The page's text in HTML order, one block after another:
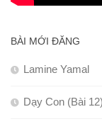
BÀI MỚI ĐĂNG
Lamine Yamal
Dạy Con (Bài 12)